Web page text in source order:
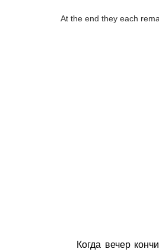
At the end they each
Когда вечер